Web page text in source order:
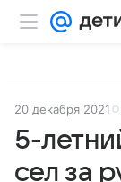
20 декабря 2021
5-
сел за